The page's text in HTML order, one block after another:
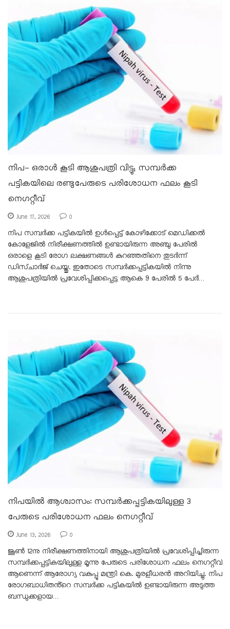
നിപ- ഒരാൾ കൂടി ആശുപത്രി വിട്ടു; സമ്പർക്ക
പട്ടികയിലെ രണ്ടുപേരുടെ പരിശോധന ഫലം കൂടി
നെഗറ്റീവ്
June 17, 2026 0
നിപ സമ്പർക്ക പട്ടികയിൽ ഉൾപ്പെട്ട് കോഴിക്കോട് മെഡിക്കൽ
കോളേജിൽ നിരീക്ഷണത്തിൽ ഉണ്ടായിരുന്ന അഞ്ചു പേരിൽ
ഒരാളെ കൂടി രോഗ ലക്ഷണങ്ങൾ കുറഞ്ഞതിനെ തുടർന്ന്
ഡിസ്ചാർജ് ചെയ്തു. ഇതോടെ സമ്പർക്കപ്പട്ടികയിൽ നിന്നു
ആശുപത്രിയിൽ പ്രവേശിപ്പിക്കപ്പെട്ട ആകെ 9 പേരിൽ 5 പേർ…
നിപയിൽ ആശ്വാസം: സമ്പർക്കപ്പട്ടികയിലുള്ള 3
പേരുടെ പരിശോധന ഫലം നെഗറ്റീവ്
June 13, 2026 0
ജൂൺ 12നു നിരീക്ഷണത്തിനായി ആശുപത്രിയിൽ പ്രവേശിപ്പിച്ചിരുന്ന
സമ്പർക്കപ്പട്ടികയിലുള്ള മൂന്നു പേരുടെ പരിശോധന ഫലം നെഗറ്റീവ്
ആണെന്ന് ആരോഗ്യ വകുപ്പു മന്ത്രി കെ. മുരളീധരൻ അറിയിച്ചു. നിപ
രോഗബാധിതൻ്റെ സമ്പർക്ക പട്ടികയിൽ ഉണ്ടായിരുന്ന അടുത്ത
ബന്ധുക്കളായ…